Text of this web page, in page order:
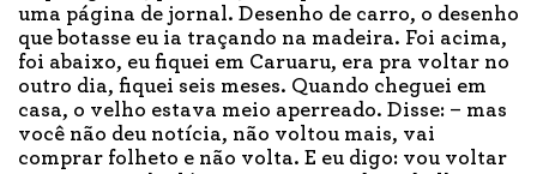
uma página de jornal. Desenho de carro, o desenho
que botasse eu ia traçando na madeira. Foi acima,
foi abaixo, eu fiquei em Caruaru, era pra voltar no
outro dia, fiquei seis meses. Quando cheguei em
casa, o velho estava meio aperreado. Disse: – mas
você não deu notícia, não voltou mais, vai
comprar folheto e não volta. E eu digo: vou voltar